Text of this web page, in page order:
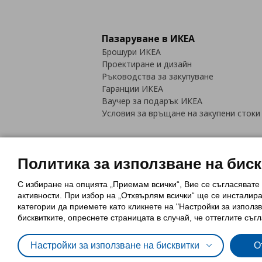
Пазаруване в ИКЕА
Брошури ИКЕА
Проектиране и дизайн
Ръководства за закупуване
Гаранции ИКЕА
Ваучер за подарък ИКЕА
Условия за връщане на закупени стоки
Политика за използване на
Обща политика за личните данни
Политика за защита на лични
Политика за използване на
С избиране на опцията „Приемам всички“, Вие се
активности. При избор на „Отхвърлям всички“ ще се
категории да приемете като кликнете на "Настройки за
бисквитките, опреснете страницата в случай, че оттеглите
Настройки за използване на бисквитки